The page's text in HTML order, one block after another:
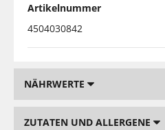
Artikelnummer
4504030842
NÄHRWERTE
ZUTATEN UND ALLERGENE